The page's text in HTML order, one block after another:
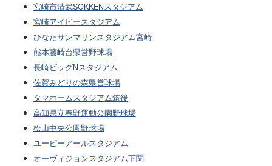
宮崎市清武SOKKENスタジアム
宮崎アイビースタジアム
ひなたサンマリンスタジアム宮崎
熊本藤崎台県営野球場
長崎ビッグNスタジアム
佐賀みどりの森県営球場
タマホームスタジアム筑後
高知県立春野運動公園野球場
松山中央公園野球場
ユーピーアールスタジアム
オーヴィジョンスタジアム下関